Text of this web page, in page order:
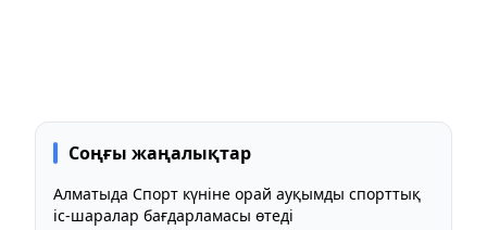
Соңғы жаңалықтар
Алматыда Спорт күніне орай ауқымды спорттық
іс-шаралар бағдарламасы өтеді